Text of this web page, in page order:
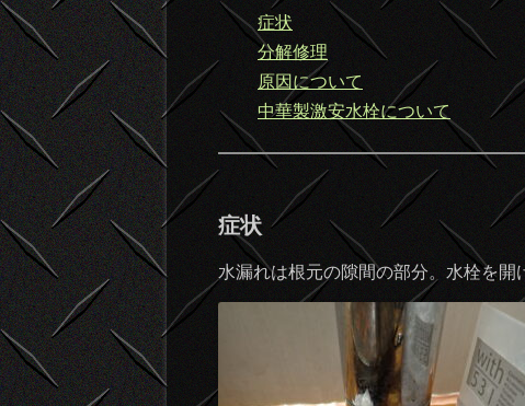
症状
分解修理
原因について
中華製激安水栓について
症状
水漏れは根元の隙間の部分。水栓を開